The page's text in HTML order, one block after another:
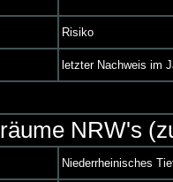
Risiko
letzter Nachweis im
NRW's
Niederrheinisches